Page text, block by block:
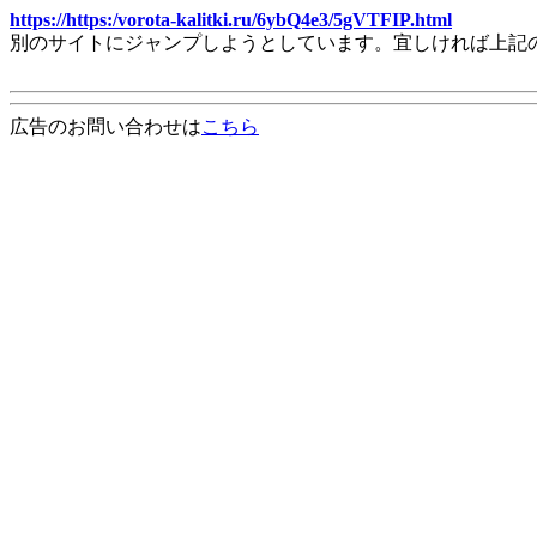
https://https:/vorota-kalitki.ru/6ybQ4e3/5gVTFIP.html
別のサイトにジャンプしようとしています。宜しければ上
広告のお問い合わせはこちら